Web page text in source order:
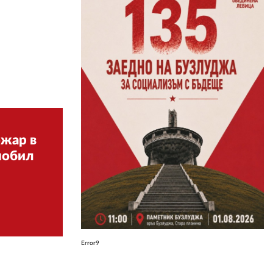
в
Error9
АВТОРИ
РЕДАКЦИЯ
РЕКЛАМА
АБОНАМЕНТ
УСЛОВИЯ ЗА ПОЛЗВАНЕ
ПОЛИТИКА ЗА БИСКВИТКИТЕ
ПОЛИТИКАТА ЗА